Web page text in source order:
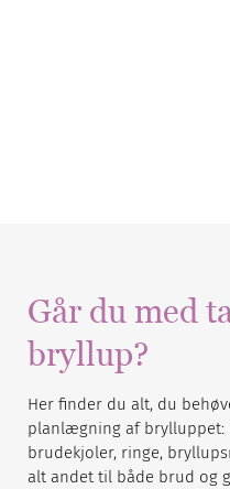
Går du med
bryllup?
Her finder du alt, du
planlægning af brylluppet:
brudekjoler, ringe,
alt andet til både brud og